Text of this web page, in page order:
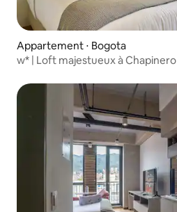
Appartement ⋅ Bogota
w* | Loft majestueux à Chapinero